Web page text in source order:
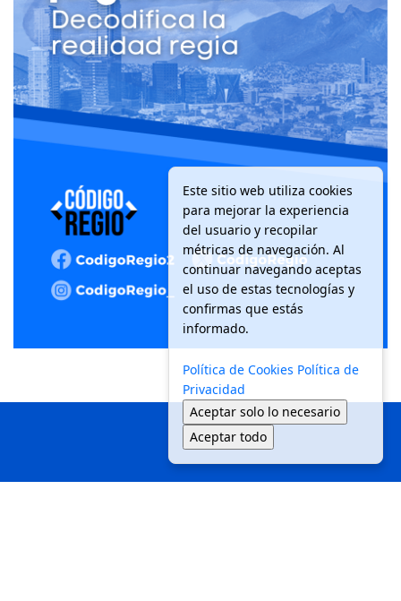
Este sitio web utiliza cookies
para mejorar la experiencia
del usuario y recopilar
métricas de navegación. Al
continuar navegando aceptas
el uso de estas tecnologías y
confirmas que estás
informado.
Política de Cookies Política de
Privacidad
Aceptar solo lo necesario
Aceptar todo